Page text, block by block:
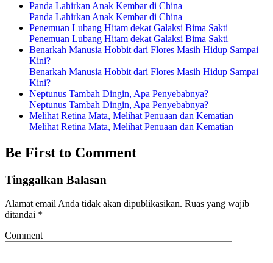
Panda Lahirkan Anak Kembar di China
Panda Lahirkan Anak Kembar di China
Penemuan Lubang Hitam dekat Galaksi Bima Sakti
Penemuan Lubang Hitam dekat Galaksi Bima Sakti
Benarkah Manusia Hobbit dari Flores Masih Hidup Sampai
Kini?
Benarkah Manusia Hobbit dari Flores Masih Hidup Sampai
Kini?
Neptunus Tambah Dingin, Apa Penyebabnya?
Neptunus Tambah Dingin, Apa Penyebabnya?
Melihat Retina Mata, Melihat Penuaan dan Kematian
Melihat Retina Mata, Melihat Penuaan dan Kematian
Be First to Comment
Tinggalkan Balasan
Alamat email Anda tidak akan dipublikasikan. Ruas yang wajib
ditandai *
Comment